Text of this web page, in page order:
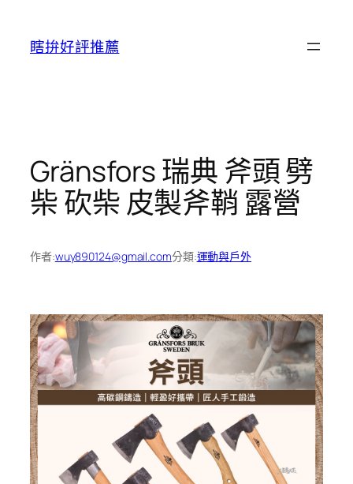
瞎拚好評推薦
Gränsfors 瑞典 斧頭 劈
柴 砍柴 皮製斧鞘 露營
作者:wuy890124@gmail.com分類:運動與戶外